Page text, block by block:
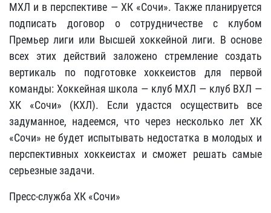
МХЛ и в перспективе — ХК «Сочи». Также планируется
подписать договор о сотрудничестве с клубом
Премьер лиги или Высшей хоккейной лиги. В основе
всех этих действий заложено стремление создать
вертикаль по подготовке хоккеистов для первой
команды: Хоккейная школа — клуб МХЛ — клуб ВХЛ —
ХК «Сочи» (КХЛ). Если удастся осуществить все
задуманное, надеемся, что через несколько лет ХК
«Сочи» не будет испытывать недостатка в молодых и
перспективных хоккеистах и сможет решать самые
серьезные задачи.
Пресс-служба ХК «Сочи»